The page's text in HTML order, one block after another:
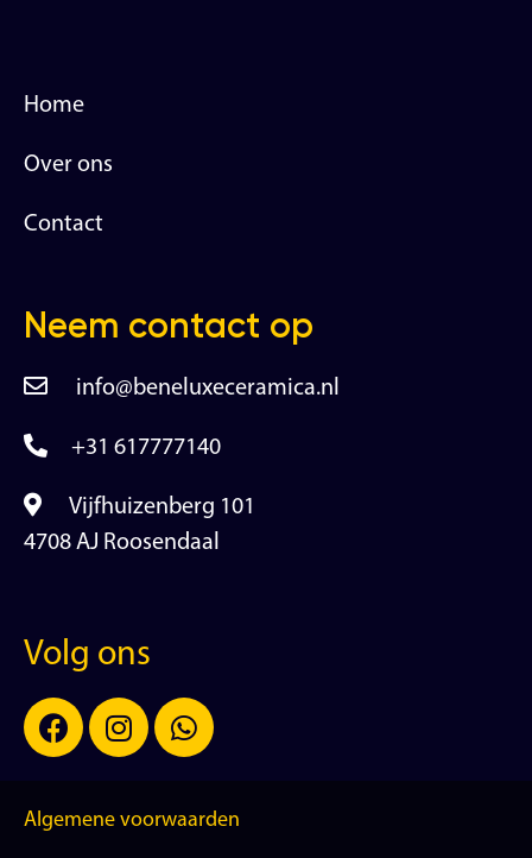
Home
Over ons
Contact
Neem contact op
info@beneluxeceramica.nl
+31 617777140
Vijfhuizenberg 101
4708 AJ Roosendaal
Volg ons
Algemene voorwaarden